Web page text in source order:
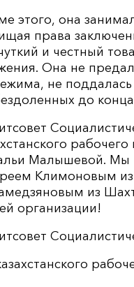
этого, она
права
и честный
Она не
не
до
Малышевой. Мы
Климоновым
из
организации!